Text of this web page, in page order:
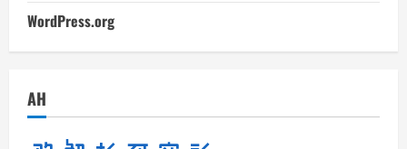
WordPress.org
AH